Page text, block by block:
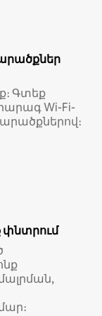
Գտեք
Wi-Fi-
փնտրում